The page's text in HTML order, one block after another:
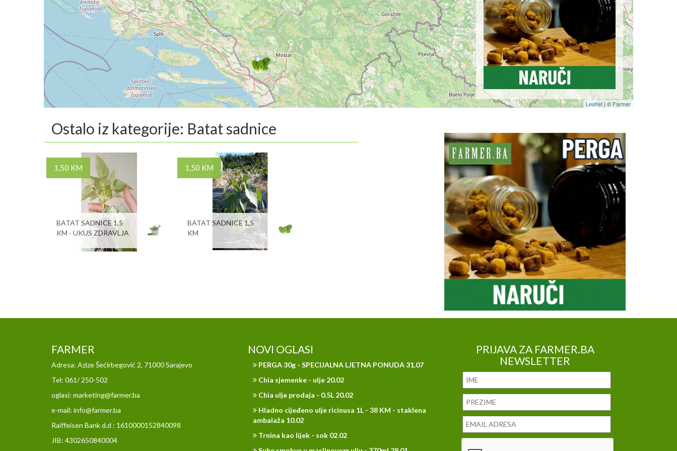
Leaflet| ©Farmer
Ostalo iz kategorije: Batat sadnice
1,50 KM
BATAT SADNICE 1,5
KM - UKUS ZDRAVLJA
1,50 KM
BATAT SADNICE 1,5
KM
FARMER
Adresa: Azize Šećirbegović 2, 71000 Sarajevo
Tel: 061/ 250-502
oglasi: marketing@farmer.ba
e-mail: info@farmer.ba
Raiffeisen Bank d.d : 1610000152840098
JIB: 4302650840004
NOVI OGLASI
PERGA 30g - SPECIJALNA LJETNA PONUDA 31.07
Chia sjemenke - ulje 20.02
Chia ulje prodaja - 0.5L 20.02
Hladno cijeđeno ulje ricinusa 1L - 38 KM - staklena
ambalaža 10.02
Trnina kao lijek - sok 02.02
PRIJAVA ZA FARMER.BA
NEWSLETTER